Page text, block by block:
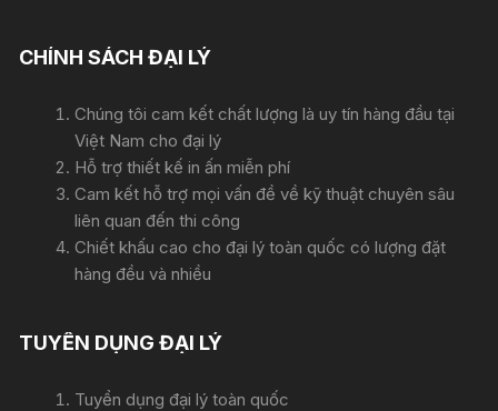
CHÍNH SÁCH ĐẠI LÝ
Chúng tôi cam kết chất lượng là uy tín hàng đầu tại
Việt Nam cho đại lý
Hỗ trợ thiết kế in ấn miễn phí
Cam kết hỗ trợ mọi vấn đề về kỹ thuật chuyên sâu
liên quan đến thi công
Chiết khấu cao cho đại lý toàn quốc có lượng đặt
hàng đều và nhiều
TUYỂN DỤNG ĐẠI LÝ
Tuyển dụng đại lý toàn quốc